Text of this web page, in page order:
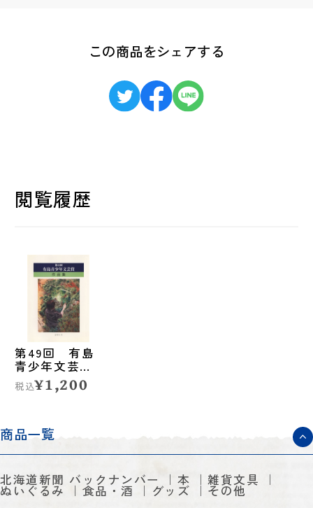
この商品をシェアする
閲覧履歴
第49回 有島
青少年文芸賞
作品集
税込¥1,200
商品一覧
北海道新聞 バックナンバー 本 雑貨文具
ぬいぐるみ 食品・酒 グッズ その他